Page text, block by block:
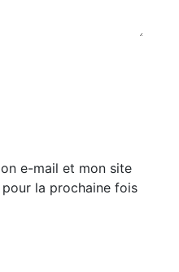
e-mail et mon site
la prochaine fois